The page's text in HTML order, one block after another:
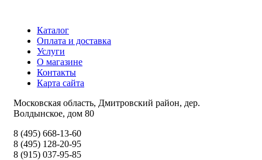
Каталог
Оплата и доставка
Услуги
О магазине
Контакты
Карта сайта
Московская область, Дмитровский район, дер.
Волдынское, дом 80
8 (495) 668-13-60
8 (495) 128-20-95
8 (915) 037-95-85